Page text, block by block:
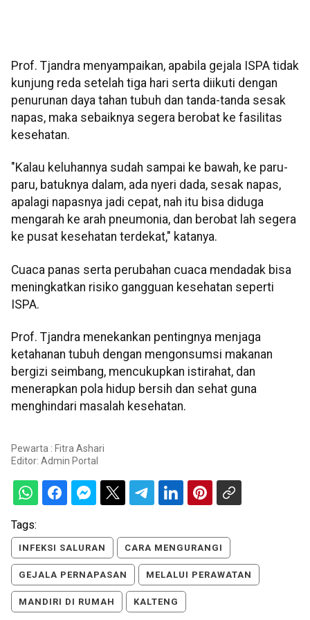
Prof. Tjandra menyampaikan, apabila gejala ISPA tidak
kunjung reda setelah tiga hari serta diikuti dengan
penurunan daya tahan tubuh dan tanda-tanda sesak
napas, maka sebaiknya segera berobat ke fasilitas
kesehatan.
"Kalau keluhannya sudah sampai ke bawah, ke paru-
paru, batuknya dalam, ada nyeri dada, sesak napas,
apalagi napasnya jadi cepat, nah itu bisa diduga
mengarah ke arah pneumonia, dan berobat lah segera
ke pusat kesehatan terdekat," katanya.
Cuaca panas serta perubahan cuaca mendadak bisa
meningkatkan risiko gangguan kesehatan seperti
ISPA.
Prof. Tjandra menekankan pentingnya menjaga
ketahanan tubuh dengan mengonsumsi makanan
bergizi seimbang, mencukupkan istirahat, dan
menerapkan pola hidup bersih dan sehat guna
menghindari masalah kesehatan.
Pewarta : Fitra Ashari
Editor: Admin Portal
Tags:
INFEKSI SALURAN CARA MENGURANGI
GEJALA PERNAPASAN MELALUI PERAWATAN
MANDIRI DI RUMAH KALTENG